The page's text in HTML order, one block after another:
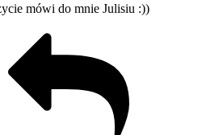
mówi do mnie Julisiu :))